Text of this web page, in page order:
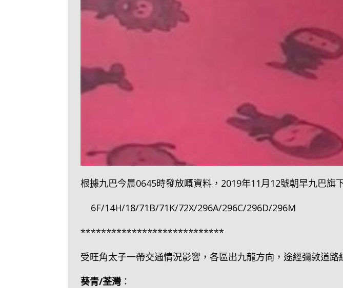
根據九巴今晨0645時發放嘅資料，2019年11月12號朝早九巴旗
6F/14H/18/71B/71K/72X/296A/296C/296D/296M
****************************
受旺角太子一帶交通情況影響，各區出九龍方向，途經彌敦道路
葵青/荃灣 ：